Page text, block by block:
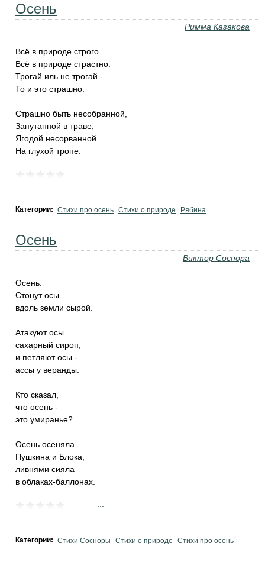
Осень
Римма Казакова
Всё в природе строго.
Всё в природе страстно.
Трогай иль не трогай -
То и это страшно.
Страшно быть несобранной,
Запутанной в траве,
Ягодой несорванной
На глухой тропе.
Категории: Стихи про осень Стихи о природе Рябина
Осень
Виктор Соснора
Осень.
Стонут осы
вдоль земли сырой.
Атакуют осы
сахарный сироп,
и петляют осы -
ассы у веранды.
Кто сказал,
что осень -
это умиранье?
Осень осеняла
Пушкина и Блока,
ливнями сияла
в облаках-баллонах.
Категории: Стихи Сосноры Стихи о природе Стихи про осень